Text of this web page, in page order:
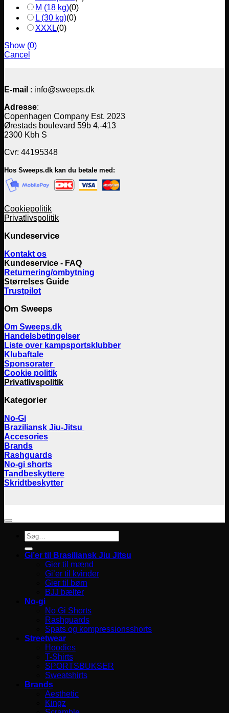
M (18 kg)(0)
L (30 kg)(0)
XXXL(0)
Show (0)
Cancel
E-mail : info@sweeps.dk
Adresse:
Copenhagen Company Est. 2023
Ørestads boulevard 59b 4,-413
2300 Kbh S
Cvr: 44195348
Hos Sweeps.dk kan du betale med:
Cookiepolitik
Privatlivspolitik
Kundeservice
Kontakt os
Kundeservice - FAQ
Returnering/ombytning
Størrelses Guide
Trustpilot
Om Sweeps
Om Sweeps.dk
Handelsbetingelser
Liste over kampsportsklubber
Klubaftale
Sponsorater
Cookie politik
Privatlivspolitik
Kategorier
No-Gi
Braziliansk Jiu-Jitsu
Accesories
Brands
Rashguards
No-gi shorts
Tandbeskyttere
Skridtbeskytter
Søg
efter:
Gi’er til Brasiliansk Jiu Jitsu
Gier til mænd
Gi’er til kvinder
Gier til børn
BJJ bælter
No-gi
No Gi Shorts
Rashguards
Spats og kompressionsshorts
Streetwear
Hoodies
T-Shirts
SPORTSBUKSER
Sweatshirts
Brands
Aesthetic
Kingz